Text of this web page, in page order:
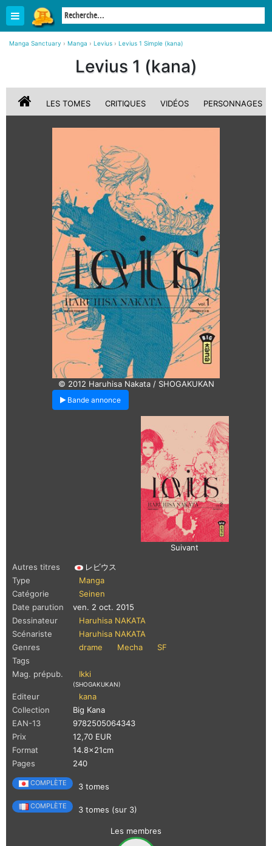
Manga Sanctuary › Manga › Levius › Levius 1 Simple (kana)
Levius 1 (kana)
LES TOMES CRITIQUES VIDÉOS PERSONNAGES
© 2012 Haruhisa Nakata / SHOGAKUKAN
Bande annonce
Suivant
Autres titres
レビウス
Type
Manga
Catégorie
Seinen
Date parution
ven. 2 oct. 2015
Dessinateur
Haruhisa NAKATA
Scénariste
Haruhisa NAKATA
Genres
drame Mecha
SF
Tags
Mag. prépub.
Ikki
(SHOGAKUKAN)
Editeur
kana
Collection
Big Kana
EAN-13
9782505064343
Prix
12,70 EUR
Format
14.8x21cm
Pages
240
COMPLÈTE 3 tomes
COMPLÈTE 3 tomes (sur 3)
Les membres